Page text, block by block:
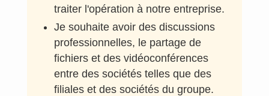
traiter l'opération à notre entreprise.
Je souhaite avoir des discussions
professionnelles, le partage de
fichiers et des vidéoconférences
entre des sociétés telles que des
filiales et des sociétés du groupe.